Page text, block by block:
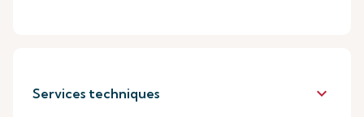
Services techniques keyboard_arrow_down